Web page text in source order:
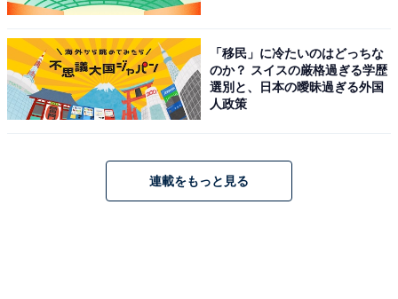
【大阪府の穴場銭湯】「葉村温泉」は創業100
「移民」に冷たいのはどっちな
のか？ スイスの厳格過ぎる学歴
選別と、日本の曖昧過ぎる外国
人政策
連載をもっと見る